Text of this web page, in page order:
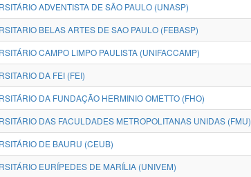
ADVENTISTA DE SÃO PAULO (UNASP)
BELAS ARTES DE SAO PAULO (FEBASP)
CAMPO LIMPO PAULISTA (UNIFACCAMP)
DA FEI (FEI)
DA FUNDAÇÃO HERMINIO OMETTO (FHO)
DAS FACULDADES METROPOLITANAS UNIDAS (FMU)
DE BAURU (CEUB)
EURÍPEDES DE MARÍLIA (UNIVEM)